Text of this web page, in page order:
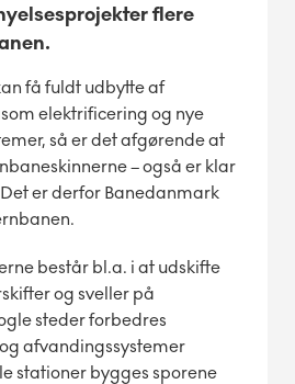
flere
få fuldt udbytte af
elektrificering og nye
så er det afgørende at
– også er klar
er derfor Banedanmark
består bl.a. i at udskifte
og sveller på
steder forbedres
afvandingssystemer
stationer bygges sporene